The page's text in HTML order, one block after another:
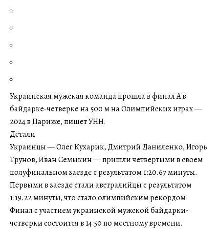
Украинская мужская команда прошла в финал А в
байдарке-четверке на 500 м на Олимпийских играх —
2024 в Париже, пишет УНН.
Детали
Украинцы — Олег Кухарик, Дмитрий Даниленко, Игорь
Трунов, Иван Семыкин — пришли четвертыми в своем
полуфинальном заезде с результатом 1:20.67 минуты.
Первыми в заезде стали австралийцы с результатом
1:19.22 минуты, что стало олимпийским рекордом.
Финал с участием украинской мужской байдарки-
четверки состоится в 14:50 по местному времени.